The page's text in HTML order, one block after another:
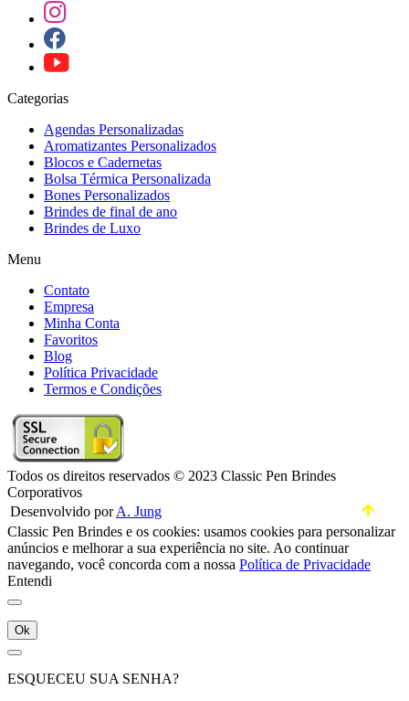
Categorias
Agendas Personalizadas
Aromatizantes Personalizados
Blocos e Cadernetas
Bolsa Térmica Personalizada
Bones Personalizados
Brindes de final de ano
Brindes de Luxo
Menu
Contato
Empresa
Minha Conta
Favoritos
Blog
Política Privacidade
Termos e Condições
Todos os direitos reservados © 2023 Classic Pen Brindes
Corporativos
Desenvolvido porA. Jung
Classic Pen Brindes e os cookies: usamos cookies para personalizar
anúncios e melhorar a sua experiência no site. Ao continuar
navegando, você concorda com a nossa Política de Privacidade
Entendi
Ok
ESQUECEU SUA SENHA?